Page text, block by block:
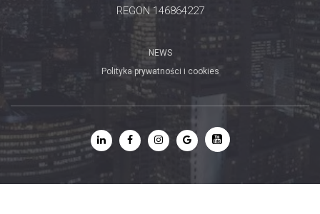
REGON 146864227
NEWS
Polityka prywatności i cookies